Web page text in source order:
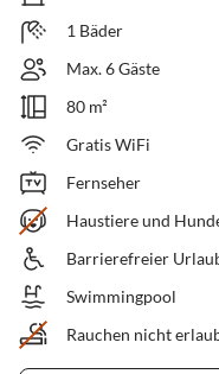
1 Bäder
Max. 6 Gäste
80 m²
Gratis WiFi
Fernseher
Haustiere und
Barrierefreier
Swimmingpool
Rauchen nicht